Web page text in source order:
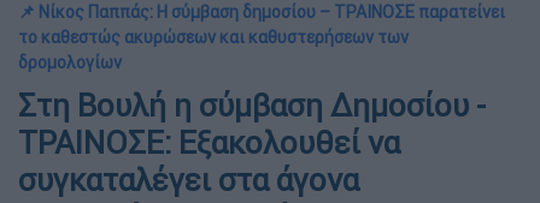
📌 Νίκος Παππάς: Η σύμβαση δημοσίου – ΤΡΑΙΝΟΣΕ παρατείνει
το καθεστώς ακυρώσεων και καθυστερήσεων των
δρομολογίων
Στη Βουλή η σύμβαση Δημοσίου -
ΤΡΑΙΝΟΣΕ: Εξακολουθεί να
συγκαταλέγει στα άγονα